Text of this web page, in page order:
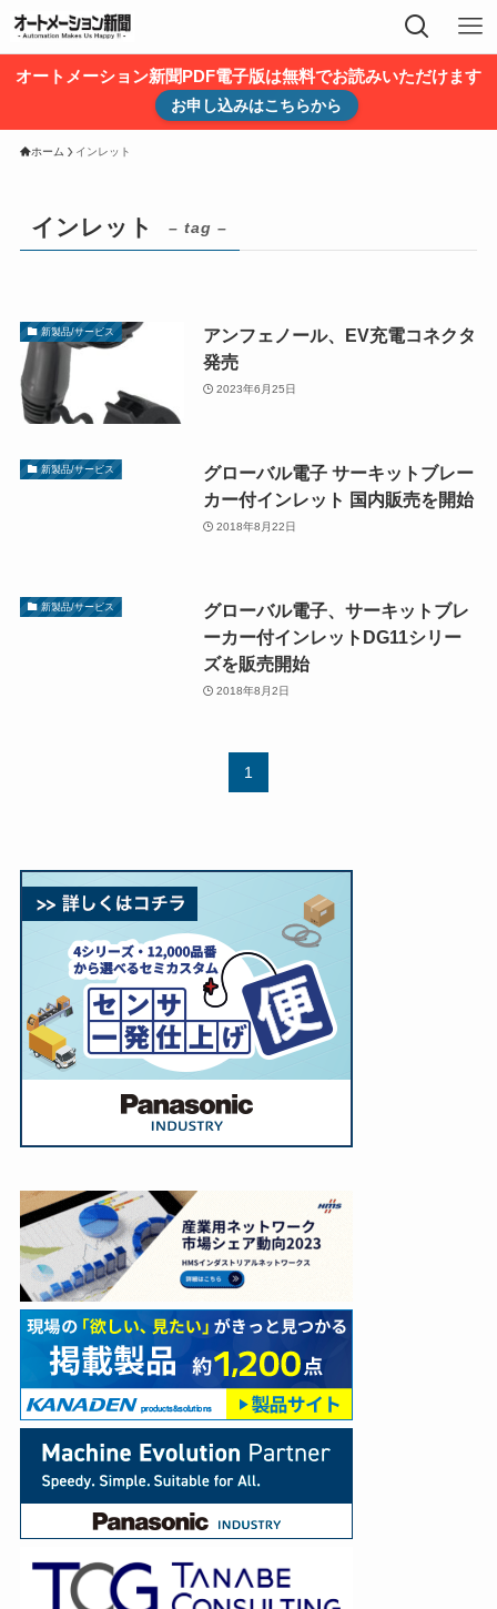
オートメーション新聞PDF電子版は無料でお読みいただけます
お申し込みはこちらから
ホーム インレット
インレット – tag –
新製品/サービス
アンフェノール、EV充電コネクタ
発売
2023年6月25日
新製品/サービス
グローバル電子 サーキットブレー
カー付インレット 国内販売を開始
2018年8月22日
新製品/サービス
グローバル電子、サーキットブレ
ーカー付インレットDG11シリー
ズを販売開始
2018年8月2日
1